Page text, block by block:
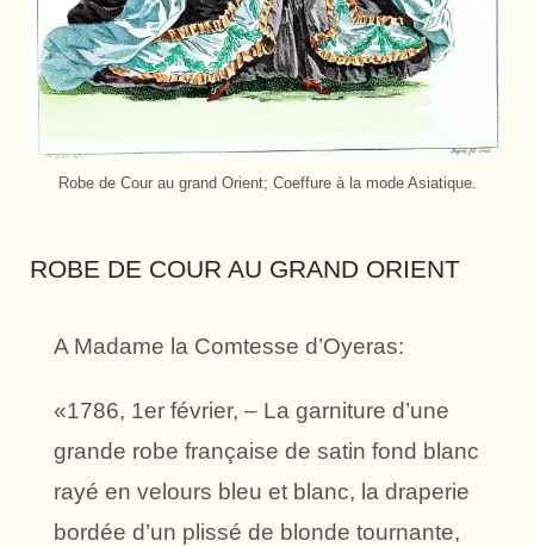
Robe de Cour au grand Orient; Coeffure à la mode Asiatique.
ROBE DE COUR AU GRAND ORIENT
A Madame la Comtesse d’Oyeras:
«1786, 1er février, – La garniture d’une
grande robe française de satin fond blanc
rayé en velours bleu et blanc, la draperie
bordée d’un plissé de blonde tournante,